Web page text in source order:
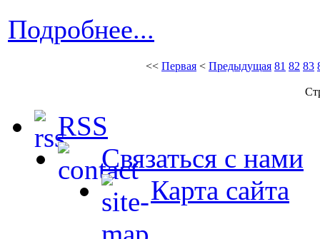
Подробнее...
<< Первая < Предыдущая 81 82 83
RSS
Связаться с нами
Карта сайта